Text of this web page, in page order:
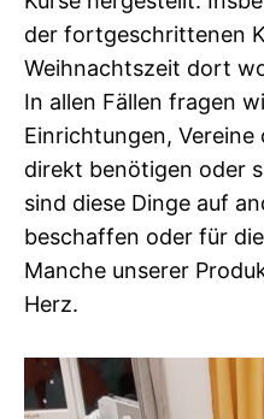
der fortgeschrittenen
Weihnachtszeit dort
In allen Fällen fragen
Einrichtungen, Vereine
direkt benötigen oder
sind diese Dinge auf
beschaffen oder für
Manche unserer
Herz.